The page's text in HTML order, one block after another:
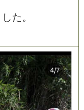
した。